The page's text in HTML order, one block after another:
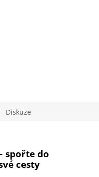
Diskuze
spořte do
cesty